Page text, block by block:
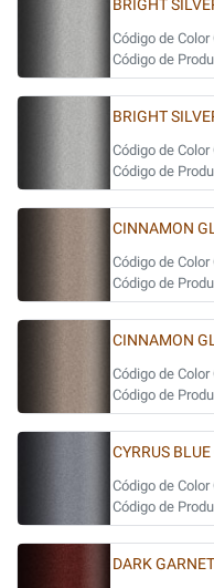
BRIGHT
Código de Color
Código de
BRIGHT
Código de Color
Código de
CINNAMON
Código de Color
Código de
CINNAMON
Código de Color
Código de
CYRRUS
Código de Color
Código de
DARK